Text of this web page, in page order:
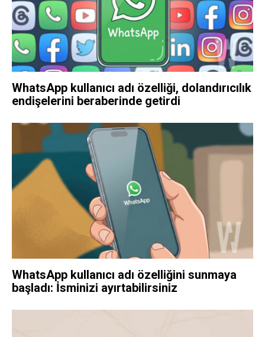
WhatsApp kullanıcı adı özelliği, dolandırıcılık
endişelerini beraberinde getirdi
WhatsApp kullanıcı adı özelliğini sunmaya
başladı: İsminizi ayırtabilirsiniz